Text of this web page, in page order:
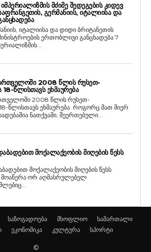
ᲛᲫᲘᲛᲔ ᲨᲔᲓᲔᲒᲔᲑᲘᲡ ᲙᲘᲓᲔᲕ
ᲒᲔᲠᲛᲐᲜᲘᲘᲡ, ᲘᲢᲐᲚᲘᲘᲡᲐ ᲓᲐ
იტალიისა და დიდი ბრიტანეთის
ერთობლივი განცხადება 7
2008 ᲬᲚᲘᲡ ᲠᲣᲡᲔᲗ-
ᲬᲚᲘᲡᲗᲐᲕᲡ ᲔᲮᲛᲐᲣᲠᲔᲑᲐ
2008 წლის რუსეთ-
ეხმაურება. როგორც მათ მიერ
ნათქვამი, შეერთებული...
ᲛᲝᲥᲐᲚᲐᲥᲔᲝᲑᲘᲡ ᲛᲘᲦᲔᲑᲘᲡ ᲬᲔᲡᲡ
მოქალაქეობის მიღების წესს
მოაწერა ორ აღმასრულებელ
საზოგადოება მსოფლიო
სამართალი
ეკონომიკა კულტურა სპორტი
©